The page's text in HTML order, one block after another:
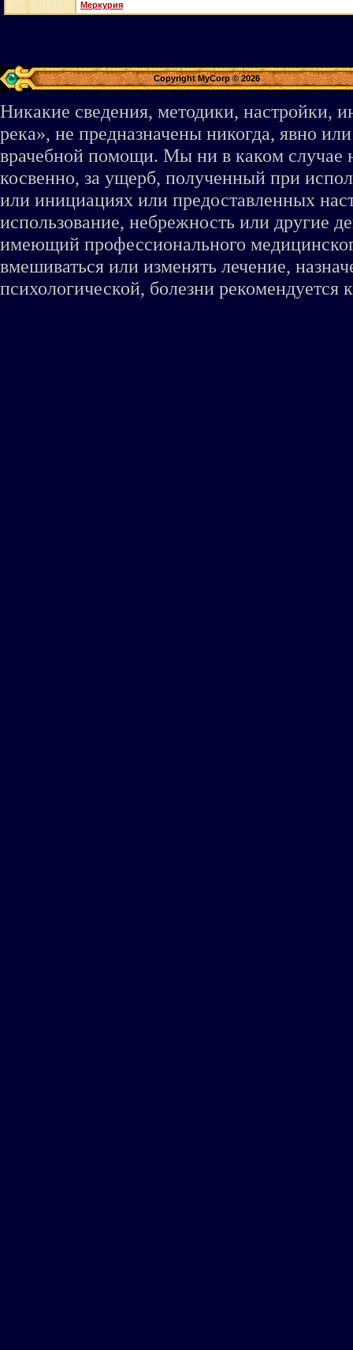
Меркурия
Copyright MyCorp © 2026
Никакие сведения, методики, настройки,
река», не предназначены никогда, явно
врачебной помощи. Мы ни в каком случае
косвенно, за ущерб, полученный при
или инициациях или предоставленных
использование, небрежность или другие
имеющий профессионального
вмешиваться или изменять лечение,
психологической, болезни рекомендуется